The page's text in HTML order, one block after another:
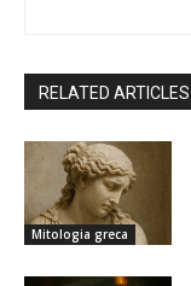
RELATED ARTICLES
Mitologia greca